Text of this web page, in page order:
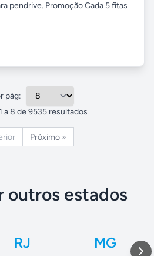
pendrive. Promoção Cada 5 fitas
pág:
1 a8 de 9535 resultados
Próximo »
outros estados
RJ MG